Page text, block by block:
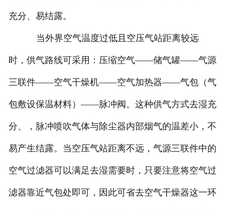
充分、易结露。
当外界空气温度过低且空压气站距离较远
时，供气路线可采用：压缩空气——储气罐——气源
三联件——空气干燥机——空气加热器——气包（气
包敷设保温材料）——脉冲阀。这种供气方式去湿充
分、，脉冲喷吹气体与除尘器内部烟气的温差小，不
易产生结露。当空压气站距离不远，气源三联件中的
空气过滤器可以满足去湿需要时，只要注意将空气过
滤器靠近气包处即可，因此可省去空气干燥器这一环